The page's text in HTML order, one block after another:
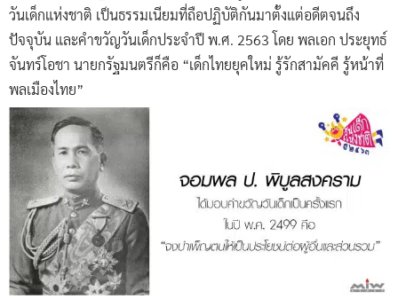
วันเด็กแห่งชาติ เป็นธรรมเนียมที่ถือปฏิบัติกันมาตั้งแต่อดีตจนถึง
ปัจจุบัน และคำขวัญวันเด็กประจำปี พ.ศ. 2563 โดย พลเอก ประยุทธ์
จันทร์โอชา นายกรัฐมนตรีก็คือ “เด็กไทยยุคใหม่ รู้รักสามัคคี รู้หน้าที่
พลเมืองไทย”